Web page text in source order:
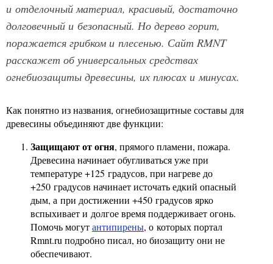
и отделочный материал, красивый, достаточно
долговечный и безопасный. Но дерево горит,
поражается грибком и плесенью. Сайт RMNT
расскажет об универсальных средствах
огнебиозащиты древесины, их плюсах и минусах.
Как понятно из названия, огнебиозащитные составы для
древесины объединяют две функции:
Защищают от огня, прямого пламени, пожара.
Древесина начинает обугливаться уже при
температуре +125 градусов, при нагреве до
+250 градусов начинает источать едкий опасный
дым, а при достижении +450 градусов ярко
вспыхивает и долгое время поддерживает огонь.
Помочь могутантипирены, о которых портал
Rmnt.ru подробно писал, но биозащиту они не
обеспечивают.